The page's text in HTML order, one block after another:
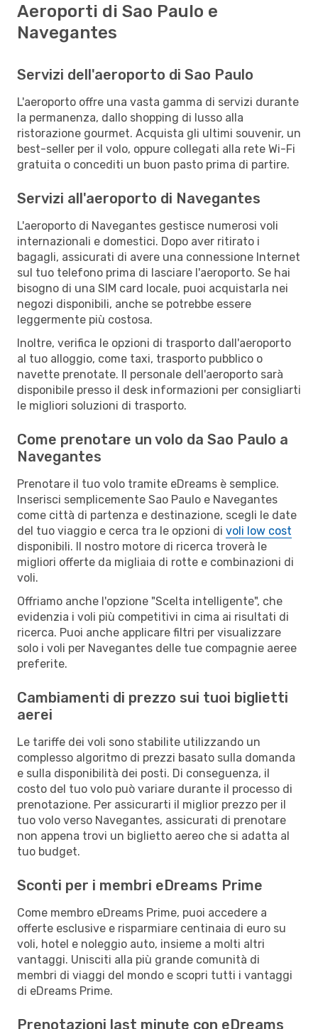
Aeroporti di Sao Paulo e
Navegantes
Servizi dell'aeroporto di Sao Paulo
L'aeroporto offre una vasta gamma di servizi durante
la permanenza, dallo shopping di lusso alla
ristorazione gourmet. Acquista gli ultimi souvenir, un
best-seller per il volo, oppure collegati alla rete Wi-Fi
gratuita o concediti un buon pasto prima di partire.
Servizi all'aeroporto di Navegantes
L'aeroporto di Navegantes gestisce numerosi voli
internazionali e domestici. Dopo aver ritirato i
bagagli, assicurati di avere una connessione Internet
sul tuo telefono prima di lasciare l'aeroporto. Se hai
bisogno di una SIM card locale, puoi acquistarla nei
negozi disponibili, anche se potrebbe essere
leggermente più costosa.
Inoltre, verifica le opzioni di trasporto dall'aeroporto
al tuo alloggio, come taxi, trasporto pubblico o
navette prenotate. Il personale dell'aeroporto sarà
disponibile presso il desk informazioni per consigliarti
le migliori soluzioni di trasporto.
Come prenotare un volo da Sao Paulo a
Navegantes
Prenotare il tuo volo tramite eDreams è semplice.
Inserisci semplicemente Sao Paulo e Navegantes
come città di partenza e destinazione, scegli le date
del tuo viaggio e cerca tra le opzioni di voli low cost
disponibili. Il nostro motore di ricerca troverà le
migliori offerte da migliaia di rotte e combinazioni di
voli.
Offriamo anche l'opzione "Scelta intelligente", che
evidenzia i voli più competitivi in cima ai risultati di
ricerca. Puoi anche applicare filtri per visualizzare
solo i voli per Navegantes delle tue compagnie aeree
preferite.
Cambiamenti di prezzo sui tuoi biglietti
aerei
Le tariffe dei voli sono stabilite utilizzando un
complesso algoritmo di prezzi basato sulla domanda
e sulla disponibilità dei posti. Di conseguenza, il
costo del tuo volo può variare durante il processo di
prenotazione. Per assicurarti il miglior prezzo per il
tuo volo verso Navegantes, assicurati di prenotare
non appena trovi un biglietto aereo che si adatta al
tuo budget.
Sconti per i membri eDreams Prime
Come membro eDreams Prime, puoi accedere a
offerte esclusive e risparmiare centinaia di euro su
voli, hotel e noleggio auto, insieme a molti altri
vantaggi. Unisciti alla più grande comunità di
membri di viaggi del mondo e scopri tutti i vantaggi
di eDreams Prime.
Prenotazioni last minute con eDreams